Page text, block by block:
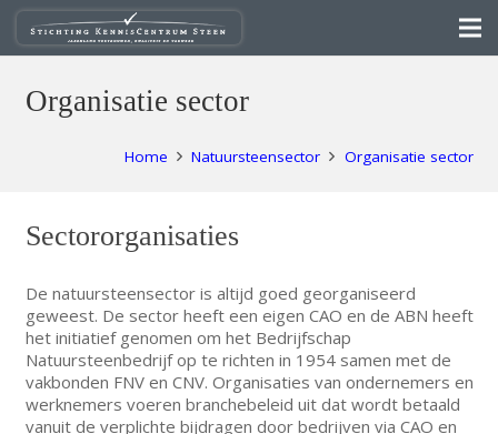
Organisatie sector
Home Natuursteensector Organisatie sector
Sectororganisaties
De natuursteensector is altijd goed georganiseerd
geweest. De sector heeft een eigen CAO en de ABN heeft
het initiatief genomen om het Bedrijfschap
Natuursteenbedrijf op te richten in 1954 samen met de
vakbonden FNV en CNV. Organisaties van ondernemers en
werknemers voeren branchebeleid uit dat wordt betaald
vanuit de verplichte bijdragen door bedrijven via CAO en